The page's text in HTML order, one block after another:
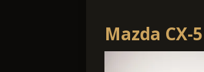
Mazda CX-
Skyactiv-G